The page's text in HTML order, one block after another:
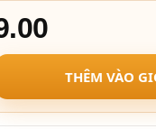
THÊM VÀO